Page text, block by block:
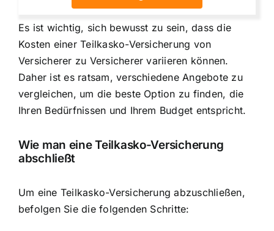
Es ist wichtig, sich bewusst zu sein, dass die
Kosten einer Teilkasko-Versicherung von
Versicherer zu Versicherer variieren können.
Daher ist es ratsam, verschiedene Angebote zu
vergleichen, um die beste Option zu finden, die
Ihren Bedürfnissen und Ihrem Budget entspricht.
Wie man eine Teilkasko-Versicherung
abschließt
Um eine Teilkasko-Versicherung abzuschließen,
befolgen Sie die folgenden Schritte: